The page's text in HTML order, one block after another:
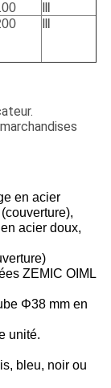
en acier
acier doux,
ZEMIC OIML
Φ38 mm en
unité.
bleu, noir ou